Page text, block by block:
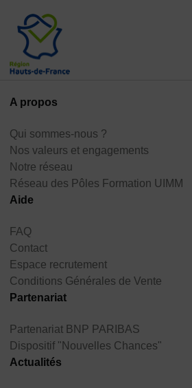
A propos
Qui sommes-nous ?
Nos valeurs et engagements
Notre réseau
Réseau des Pôles Formation UIMM
Aide
FAQ
Contact
Espace recrutement
Conditions Générales de Vente
Partenariat
Partenariat BNP PARIBAS
Dispositif "Nouvelles Chances"
Actualités